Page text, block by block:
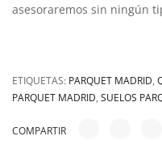
asesoraremos sin ningún
ETIQUETAS: PARQUET MADRID,
PARQUET MADRID, SUELOS
COMPARTIR